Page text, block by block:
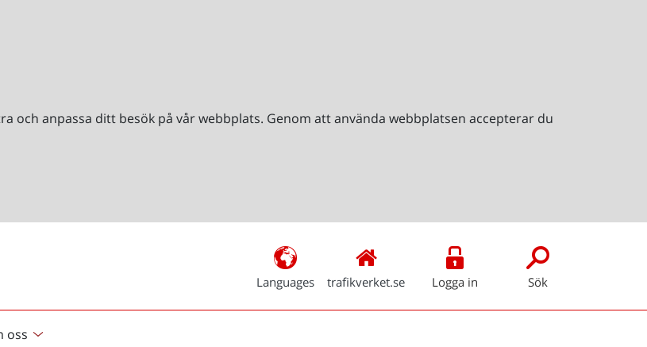
och anpassa ditt besök på vår webbplats. Genom att använda webbplatsen accepterar du
Languages trafikverket.se Logga in Sök
oss